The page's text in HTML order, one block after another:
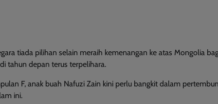
tiada pilihan selain meraih kemenangan ke atas Mongolia
tahun depan terus terpelihara.
F, anak buah Nafuzi Zain kini perlu bangkit dalam
ini.